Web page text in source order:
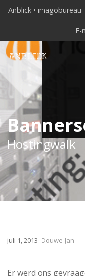
Anblick •
E-
Hostingwalk
juli 1, 2013 Douwe-Jan
Er werd ons